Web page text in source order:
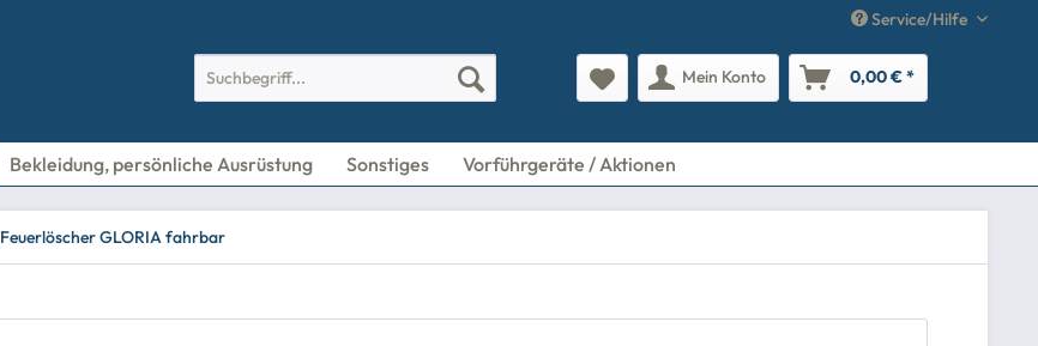
Service/Hilfe
Mein Konto 0,00 € *
Bekleidung, persönliche Ausrüstung Sonstiges Vorführgeräte / Aktionen
Feuerlöscher GLORIA fahrbar